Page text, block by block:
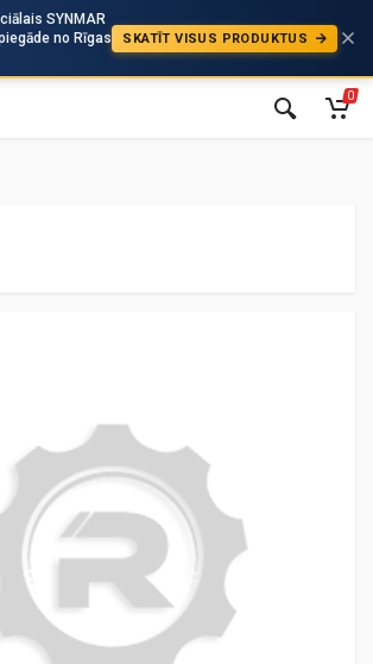
SYNMAR
no Rīgas
SKATĪT VISUS PRODUKTUS
0